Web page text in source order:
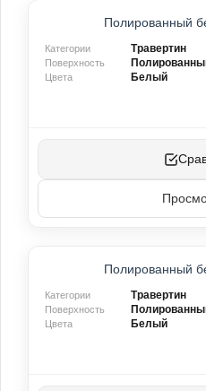
Полированный
Категории Травертин
Поверхность
Цвета Белый
Полированный
Категории Травертин
Поверхность
Цвета Белый